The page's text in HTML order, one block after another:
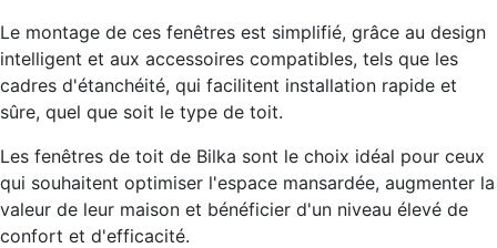
Le montage de ces fenêtres est simplifié, grâce au design
intelligent et aux accessoires compatibles, tels que les
cadres d'étanchéité, qui facilitent installation rapide et
sûre, quel que soit le type de toit.
Les fenêtres de toit de Bilka sont le choix idéal pour ceux
qui souhaitent optimiser l'espace mansardée, augmenter la
valeur de leur maison et bénéficier d'un niveau élevé de
confort et d'efficacité.